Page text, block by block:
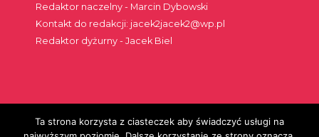
Redaktor naczelny - Marcin Dybowski
Kontakt do redakcji: jacek2jacek2@wp.pl
Redaktor dyżurny - Jacek Biel
Ta strona korzysta z ciasteczek aby świadczyć usługi na